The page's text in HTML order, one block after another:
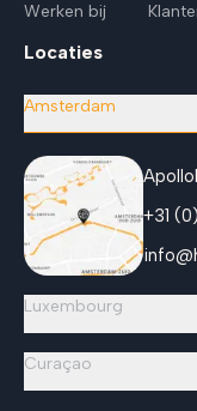
Werken bij
Locaties
Amsterdam
+31
Luxembourg
Curaçao